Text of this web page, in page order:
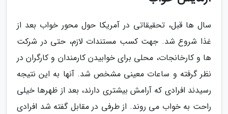
سال ها قبل، تحقیقاتی در آمریکا حول محور خواب بعد از
غذا شروع شد. جهت کسب مستندات لازم، حتی در شرکت
ها و کارخانجات، محلی برای خوابیدن کارمندان و کارگران در
نظر گرفته و ساعات معینی مشخص شد. آنها به این نتیجه
رسیدند افرادی که آرامش بیشتری دارند، بعد از ظهرها خیلی
راحت به خواب می روند. از طرفی در مقابل گفته شد افرادی